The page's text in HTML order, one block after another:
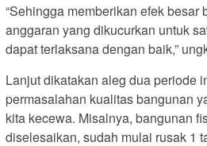
“Sehingga memberikan efek besar
anggaran yang dikucurkan untuk
dapat terlaksana dengan baik,”
Lanjut dikatakan aleg dua periode
permasalahan kualitas bangunan
kita kecewa. Misalnya, bangunan
diselesaikan, sudah mulai rusak 1